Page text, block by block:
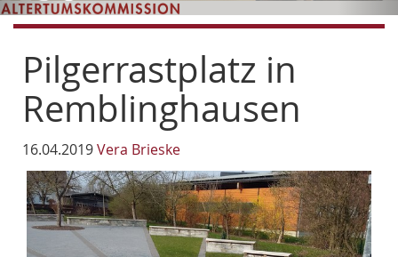
Pilgerrastplatz in
Remblinghausen
16.04.2019Vera Brieske